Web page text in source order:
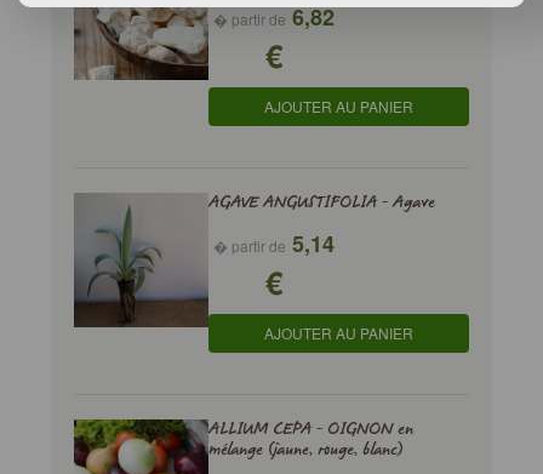
� partir de6,82
€
AJOUTER AU PANIER
AGAVE ANGUSTIFOLIA - Agave
� partir de 5,14
€
AJOUTER AU PANIER
ALLIUM CEPA - OIGNON en
mélange (jaune, rouge, blanc)